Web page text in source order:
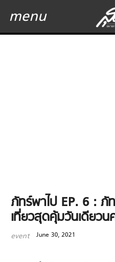
menu
ภัทร์พาไป EP. 6 : ภั
เที่ยวสุดคุ้มวันเดียวน
event June 30, 2021